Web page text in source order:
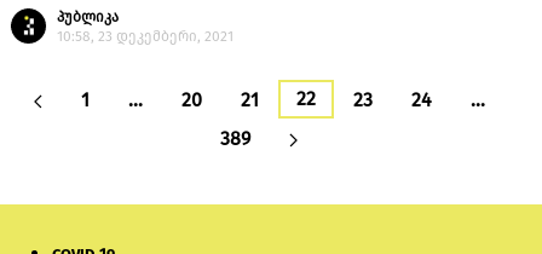
პუბლიკა
10:58, 23 დეკემბერი, 2021
1 … 20 21 22 23 24
…
389